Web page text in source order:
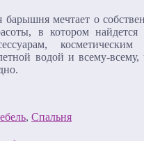
мечтает о
в котором найдется
косметическим
водой и всему-всему,
, Спальня